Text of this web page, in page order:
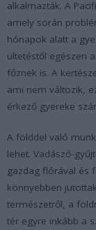
alkalmazták. A
amely során
hónapok alatt a
ültetéstől egészen
főznek is. A
ami nem változik,
érkező gyereke
A földdel való
lehet. Vadászó-
gazdag flórával és
könnyebben
természetről, a
tér egyre inkább a